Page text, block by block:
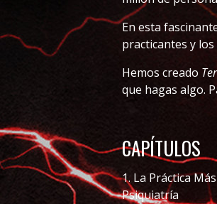
En esta
practicantes y
Hemos creado
que hagas algo.
CAPÍTULOS
1. La Práctica
Psiquiatría